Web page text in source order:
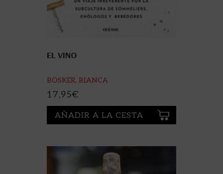
EL VINO
BOSKER, BIANCA
17,95€
AÑADIR A LA CESTA